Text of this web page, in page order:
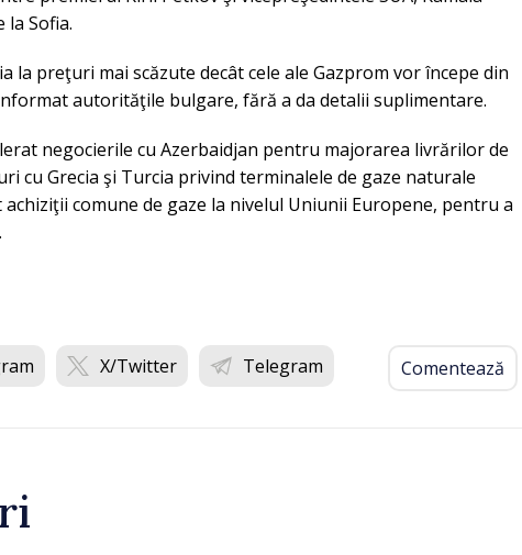
la Sofia.
la preţuri mai scăzute decât cele ale Gazprom vor începe din
autorităţile bulgare, fără a da detalii suplimentare.
negocierile cu Azerbaidjan pentru majorarea livrărilor de
cu Grecia şi Turcia privind terminalele de gaze naturale
achiziţii comune de gaze la nivelul Uniunii Europene, pentru a
X/Twitter Telegram Comentează